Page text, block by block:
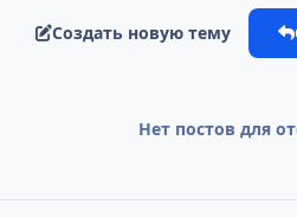
Создать новую тему
Нет постов для